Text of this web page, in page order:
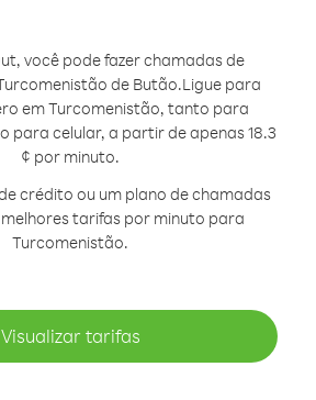
você pode fazer chamadas de
de Butão.Ligue para
em Turcomenistão, tanto para
para celular, a partir de apenas 18.3
¢ por minuto.
crédito ou um plano de chamadas
tarifas por minuto para
Turcomenistão.
Visualizar tarifas